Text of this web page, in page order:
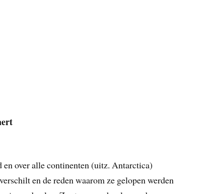
en over alle continenten (uitz. Antarctica)
en de reden waarom ze gelopen werden